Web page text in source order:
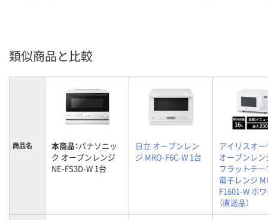
類似商品と比較
商品名 本商品：パナソニッ
ク オーブンレンジ
NE-FS3D-W 1台
日立 オーブンレン
ジ MRO-F6C-W 1台
アイリスオー
オーブンレン
フラットテー
電子レンジ
F1601-W ホ
（直送品）